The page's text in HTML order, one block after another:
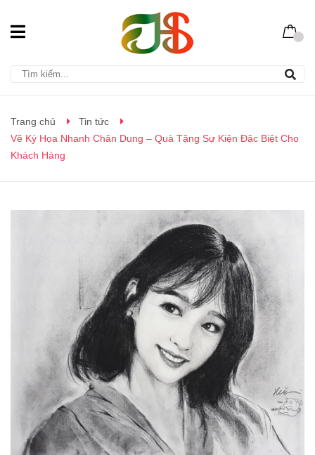
Trang chủ
Tin tức
Vẽ Ký Họa Nhanh Chân Dung – Quà Tặng Sự Kiện Đặc Biệt Cho
Khách Hàng